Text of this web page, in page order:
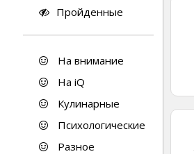
Пройденные
На внимание
На iQ
Кулинарные
Психологические
Разное